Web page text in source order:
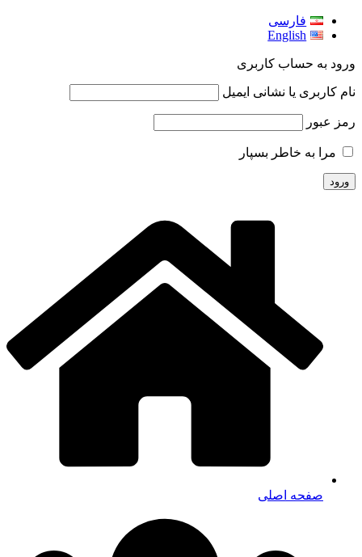
فارسی
English
ورود به حساب کاربری
نام کاربری یا نشانی ایمیل
رمز عبور
مرا به خاطر بسپار
صفحه اصلی